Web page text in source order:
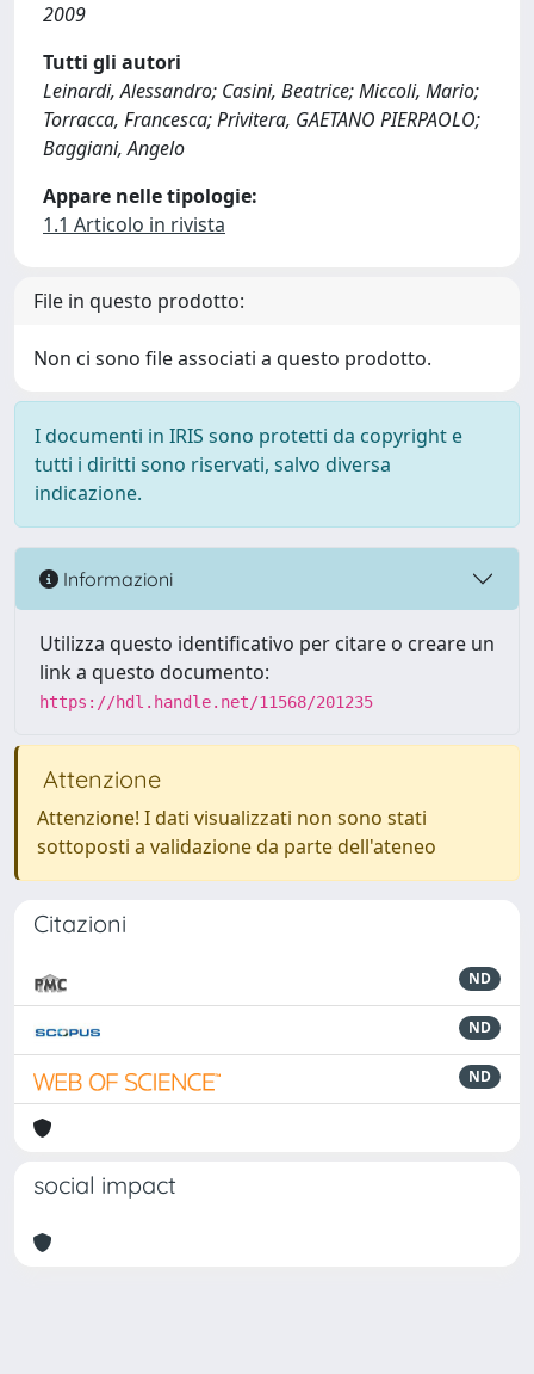
2009
Tutti gli autori
Leinardi, Alessandro; Casini, Beatrice; Miccoli, Mario;
Torracca, Francesca; Privitera, GAETANO PIERPAOLO;
Baggiani, Angelo
Appare nelle tipologie:
1.1 Articolo in rivista
File in questo prodotto:
Non ci sono file associati a questo prodotto.
I documenti in IRIS sono protetti da copyright e
tutti i diritti sono riservati, salvo diversa
indicazione.
Informazioni
Utilizza questo identificativo per citare o creare un
link a questo documento:
https://hdl.handle.net/11568/201235
Attenzione
Attenzione! I dati visualizzati non sono stati
sottoposti a validazione da parte dell'ateneo
Citazioni
ND
ND
ND
social impact